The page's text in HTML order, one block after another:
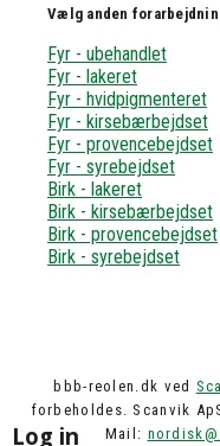
Vælg anden
Fyr - ubehandlet
Fyr - lakeret
Fyr - hvidpigmenteret
Fyr - kirsebærbejdset
Fyr - provencebejdset
Fyr - syrebejdset
Birk - lakeret
Birk - kirsebærbejdset
Birk - provencebejdset
Birk - syrebejdset
bbb-reolen.dk ved
forbeholdes. Scanvik
Mail:
Log in